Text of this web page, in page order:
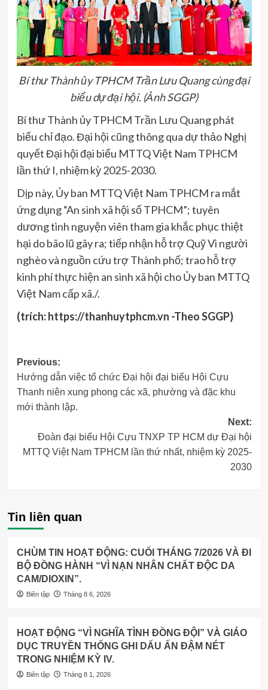
Bí thư Thành ủy TPHCM Trần Lưu Quang cùng đại
biểu dự đại hội. (Ảnh SGGP)
Bí thư Thành ủy TPHCM Trần Lưu Quang phát
biểu chỉ đạo. Đại hội cũng thông qua dự thảo Nghị
quyết Đại hội đại biểu MTTQ Việt Nam TPHCM
lần thứ I, nhiệm kỳ 2025-2030.
Dịp này, Ủy ban MTTQ Việt Nam TPHCM ra mắt
ứng dụng “An sinh xã hội số TPHCM”; tuyên
dương tình nguyện viên tham gia khắc phục thiệt
hại do bão lũ gây ra; tiếp nhận hỗ trợ Quỹ Vì người
nghèo và nguồn cứu trợ Thành phố; trao hỗ trợ
kinh phí thực hiện an sinh xã hội cho Ủy ban MTTQ
Việt Nam cấp xã./.
(trích: https://thanhuytphcm.vn -Theo SGGP)
Post
navigation
Previous:
Hướng dẫn việc tổ chức Đại hội đại biểu Hội Cựu
Thanh niên xung phong các xã, phường và đặc khu
mới thành lập.
Next:
Đoàn đại biểu Hội Cựu TNXP TP HCM dự Đại hội
MTTQ Việt Nam TPHCM lần thứ nhất, nhiệm kỳ 2025-
2030
Tin liên quan
CHÙM TIN HOẠT ĐỘNG: CUỐI THÁNG 7/2026 VÀ ĐI
BỘ ĐỒNG HÀNH “VÌ NẠN NHÂN CHẤT ĐỘC DA
CAM/DIOXIN”.
Biên tập Tháng 8 6, 2026
HOẠT ĐỘNG “VÌ NGHĨA TÌNH ĐỒNG ĐỘI” VÀ GIÁO
DỤC TRUYỀN THỐNG GHI DẤU ẤN ĐẬM NÉT
TRONG NHIỆM KỲ IV.
Biên tập Tháng 8 1, 2026